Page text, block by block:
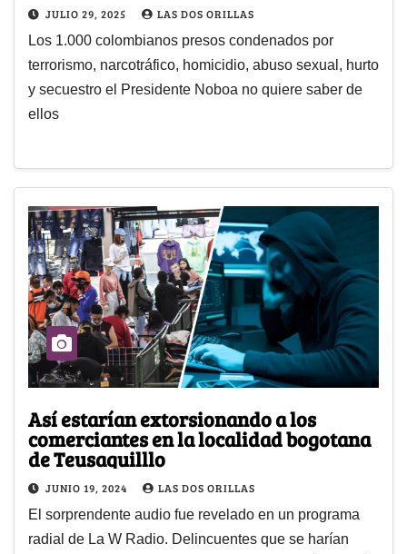
JULIO 29, 2025 LAS DOS ORILLAS
Los 1.000 colombianos presos condenados por
terrorismo, narcotráfico, homicidio, abuso sexual, hurto
y secuestro el Presidente Noboa no quiere saber de
ellos
Así estarían extorsionando a los
comerciantes en la localidad bogotana
de Teusaquilllo
JUNIO 19, 2024 LAS DOS ORILLAS
El sorprendente audio fue revelado en un programa
radial de La W Radio. Delincuentes que se harían